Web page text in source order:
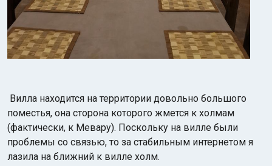
Вилла находится на территории довольно большого
поместья, она сторона которого жмется к холмам
(фактически, к Мевару). Поскольку на вилле были
проблемы со связью, то за стабильным интернетом я
лазила на ближний к вилле холм.